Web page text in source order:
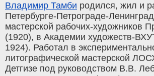
Владимир Тамби родился, жил и
Петербурге-Петрограде-
мастерской рабочих-художников
(1920), в Академии художеств-
1924). Работал в
литографической мастерской
Детгизе под руководством В.В.